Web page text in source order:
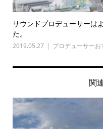
サウンドプロデューサーは
た。
2019.05.27 プロデューサーお
関